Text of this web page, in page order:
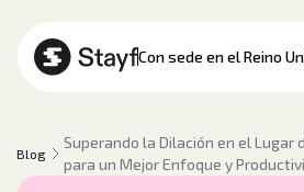
Con sede en el Reino
Blog
Superando la Dilación en el Lugar
para un Mejor Enfoque y